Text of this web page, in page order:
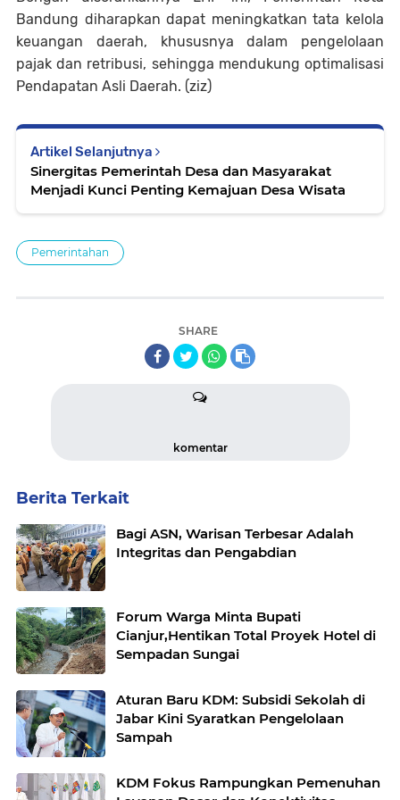
Bandung diharapkan dapat meningkatkan tata kelola
keuangan daerah, khususnya dalam pengelolaan
pajak dan retribusi, sehingga mendukung optimalisasi
Pendapatan Asli Daerah. (ziz)
Artikel Selanjutnya
Sinergitas Pemerintah Desa dan Masyarakat
Menjadi Kunci Penting Kemajuan Desa Wisata
Pemerintahan
SHARE
komentar
Berita Terkait
Bagi ASN, Warisan Terbesar Adalah
Integritas dan Pengabdian
Forum Warga Minta Bupati
Cianjur,Hentikan Total Proyek Hotel di
Sempadan Sungai
Aturan Baru KDM: Subsidi Sekolah di
Jabar Kini Syaratkan Pengelolaan
Sampah
KDM Fokus Rampungkan Pemenuhan